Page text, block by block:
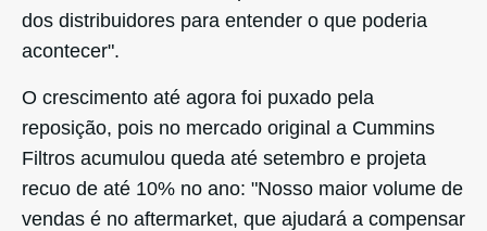
dos distribuidores para entender o que poderia
acontecer".
O crescimento até agora foi puxado pela
reposição, pois no mercado original a Cummins
Filtros acumulou queda até setembro e projeta
recuo de até 10% no ano: "Nosso maior volume de
vendas é no aftermarket, que ajudará a compensar